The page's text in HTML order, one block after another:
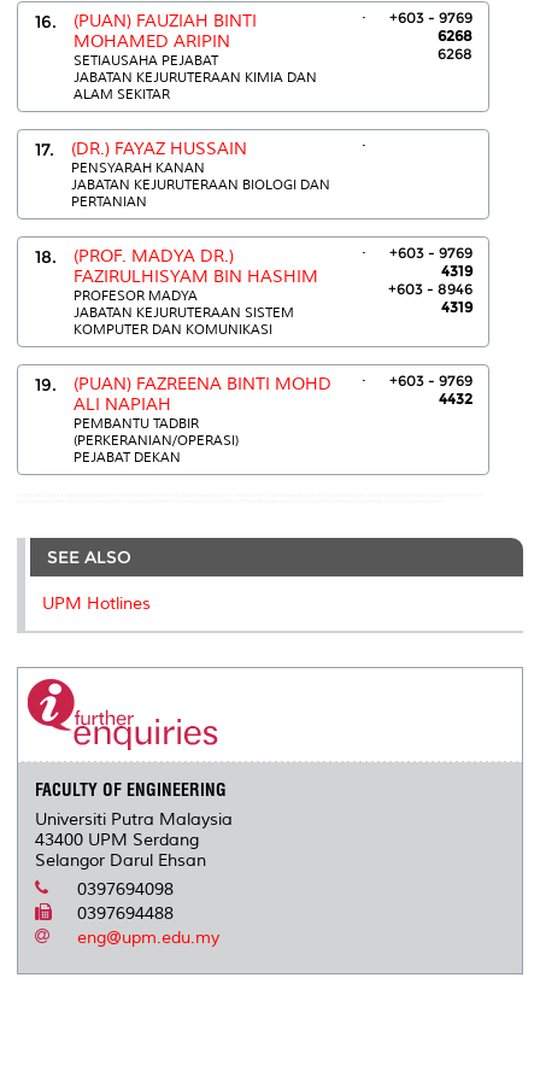
16.
(PUAN) FAUZIAH BINTI
MOHAMED ARIPIN
SETIAUSAHA PEJABAT
JABATAN KEJURUTERAAN KIMIA DAN
ALAM SEKITAR
.
+603 - 9769
6268
6268
17. (DR.) FAYAZ HUSSAIN
PENSYARAH KANAN
JABATAN KEJURUTERAAN BIOLOGI DAN
PERTANIAN
.
18.
(PROF. MADYA DR.)
FAZIRULHISYAM BIN HASHIM
PROFESOR MADYA
JABATAN KEJURUTERAAN SISTEM
KOMPUTER DAN KOMUNIKASI
.
+603 - 9769
4319
+603 - 8946
4319
19.
(PUAN) FAZREENA BINTI MOHD
ALI NAPIAH
PEMBANTU TADBIR
(PERKERANIAN/OPERASI)
PEJABAT DEKAN
.
+603 - 9769
4432
SEE ALSO
UPM Hotlines
FACULTY OF ENGINEERING
Universiti Putra Malaysia
43400 UPM Serdang
Selangor Darul Ehsan
0397694098
0397694488
eng@upm.edu.my